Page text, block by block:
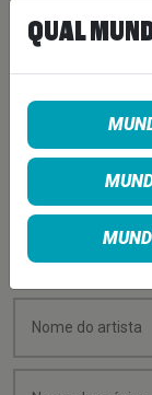
Quer sugerir
programação?
QUAL